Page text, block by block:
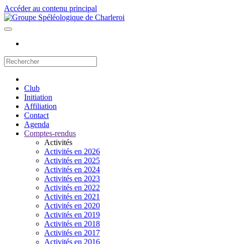
Accéder au contenu principal
Club
Initiation
Affiliation
Contact
Agenda
Comptes-rendus
Activités
Activités en 2026
Activités en 2025
Activités en 2024
Activités en 2023
Activités en 2022
Activités en 2021
Activités en 2020
Activités en 2019
Activités en 2018
Activités en 2017
Activités en 2016